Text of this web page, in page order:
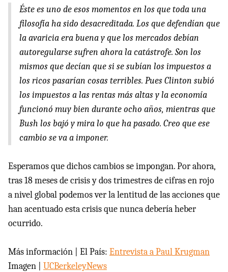
Éste es uno de esos momentos en los que toda una
filosofía ha sido desacreditada. Los que defendían que
la avaricia era buena y que los mercados debían
autoregularse sufren ahora la catástrofe. Son los
mismos que decían que si se subían los impuestos a
los ricos pasarían cosas terribles. Pues Clinton subió
los impuestos a las rentas más altas y la economía
funcionó muy bien durante ocho años, mientras que
Bush los bajó y mira lo que ha pasado. Creo que ese
cambio se va a imponer.
Esperamos que dichos cambios se impongan. Por ahora,
tras 18 meses de crisis y dos trimestres de cifras en rojo
a nivel global podemos ver la lentitud de las acciones que
han acentuado esta crisis que nunca debería heber
ocurrido.
Más información | El País: Entrevista a Paul Krugman
Imagen | UCBerkeleyNews